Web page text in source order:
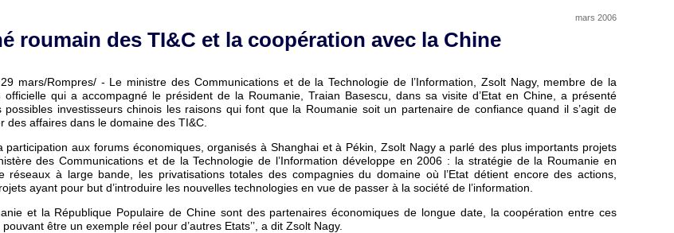
mars 2006
roumain des TI&C et la coopération avec la Chine
mars/Rompres/ - Le ministre des Communications et de la Technologie de l’Information, Zsolt Nagy, membre de la
officielle qui a accompagné le président de la Roumanie, Traian Basescu, dans sa visite d’Etat en Chine, a présenté
possibles investisseurs chinois les raisons qui font que la Roumanie soit un partenaire de confiance quand il s’agit de
des affaires dans le domaine des TI&C.
participation aux forums économiques, organisés à Shanghai et à Pékin, Zsolt Nagy a parlé des plus importants projets
des Communications et de la Technologie de l’Information développe en 2006 : la stratégie de la Roumanie en
réseaux à large bande, les privatisations totales des compagnies du domaine où l’Etat détient encore des actions,
ayant pour but d’introduire les nouvelles technologies en vue de passer à la société de l’information.
et la République Populaire de Chine sont des partenaires économiques de longue date, la coopération entre ces
être un exemple réel pour d’autres Etats’’, a dit Zsolt Nagy.